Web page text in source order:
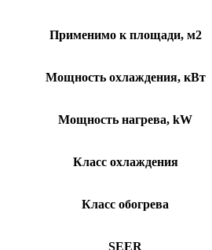
Применимо к площади, м2
Мощность охлаждения, кВт
Мощность нагрева, kW
Класс охлаждения
Класс обогрева
SEER